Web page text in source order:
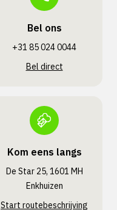
Bel ons
+31 85 024 0044
Bel direct
Kom eens langs
De Star 25, 1601 MH
Enkhuizen
Start routebeschrijving